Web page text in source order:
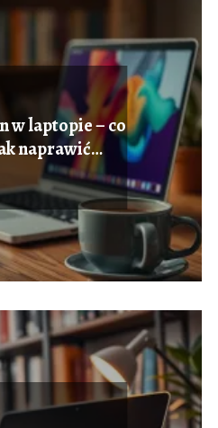
w laptopie – co
naprawić